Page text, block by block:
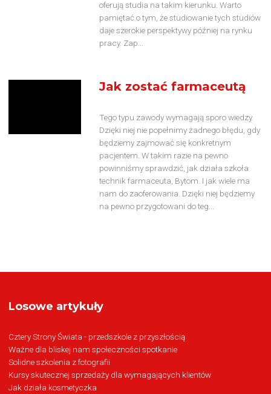
oferują studia na takim kierunku. Warto
pamiętać o tym, że studiowanie tych studiów
daje szerokie perspektywy później na rynku
pracy. Zap...
Jak zostać farmaceutą
Tego typu zawody wymagają sporo wiedzy.
Dzięki niej nie popełnimy żadnego błędu, gdy
będziemy zajmować się konkretnym
pacjentem. W takim razie na pewno
powinniśmy sprawdzić, jak działa szkoła
technik farmaceuta, Bytom. I jak wiele ma
nam do zaoferowania. Dzięki niej będziemy
na pewno przygotowani do teg...
Losowe artykuły
Cztery Strony Świata - przedszkole z przyszłością
Ważne dla bliskej nam społeczności spotkanie
Solidne szkolenia z fotografii
Kursy skutecznej sprzedaży dla wymagających klientów
Jak działa kosmetyczka